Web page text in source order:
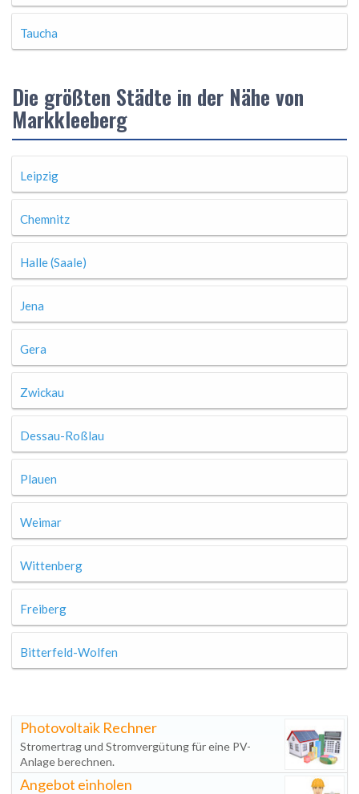
Taucha
Die größten Städte in der Nähe von
Markkleeberg
Leipzig
Chemnitz
Halle (Saale)
Jena
Gera
Zwickau
Dessau-Roßlau
Plauen
Weimar
Wittenberg
Freiberg
Bitterfeld-Wolfen
Photovoltaik Rechner
Stromertrag und Stromvergütung für eine PV-
Anlage berechnen.
Angebot einholen